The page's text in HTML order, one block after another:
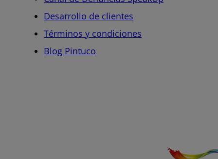
Desarrollo de clientes
Términos y condiciones
Blog Pintuco